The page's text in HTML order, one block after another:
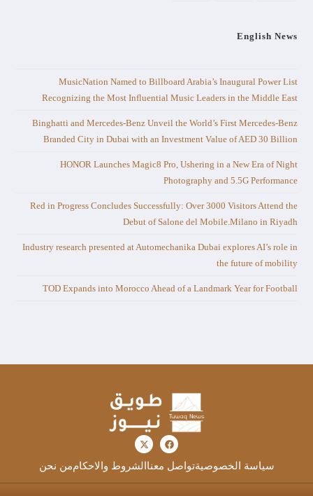
English News
MusicNation Named to Billboard Arabia’s Inaugural Power List
Recognizing the Most Influential Music Leaders in the Middle East
Binghatti and Mercedes-Benz Unveil the World’s First Mercedes-Benz
Branded City in Dubai with an Investment Value of AED 30 Billion
HONOR Launches Magic8 Pro, Ushering in a New Era of Night
Photography and 5.5G Performance
Red in Progress Concludes Successfully: Over 3000 Visitors Attend the
Debut of Salone del Mobile.Milano in Riyadh
Industry research presented at Automechanika Dubai explores AI’s role in
the future of mobility
TOD Expands into Morocco Ahead of a Landmark Year for Football
سياسة الخصوصيةتواصل معناالشروط والاحكاممن نحن